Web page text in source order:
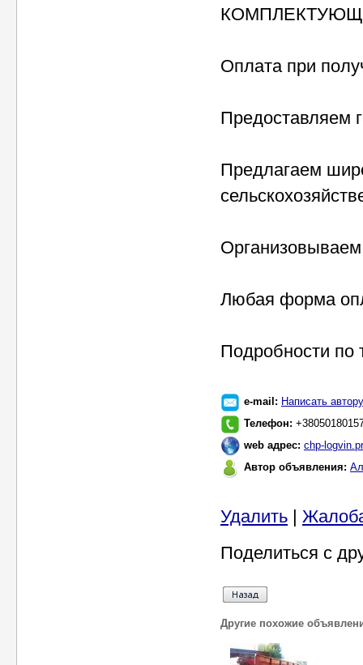
Оплата при
Предоставляем
Предлагаем
Любая форма
Подробности по
e-mail: Написать автору
Телефон:
web адрес: chp-
Автор объявления:
Удалить |
Поделиться с
Другие похожие